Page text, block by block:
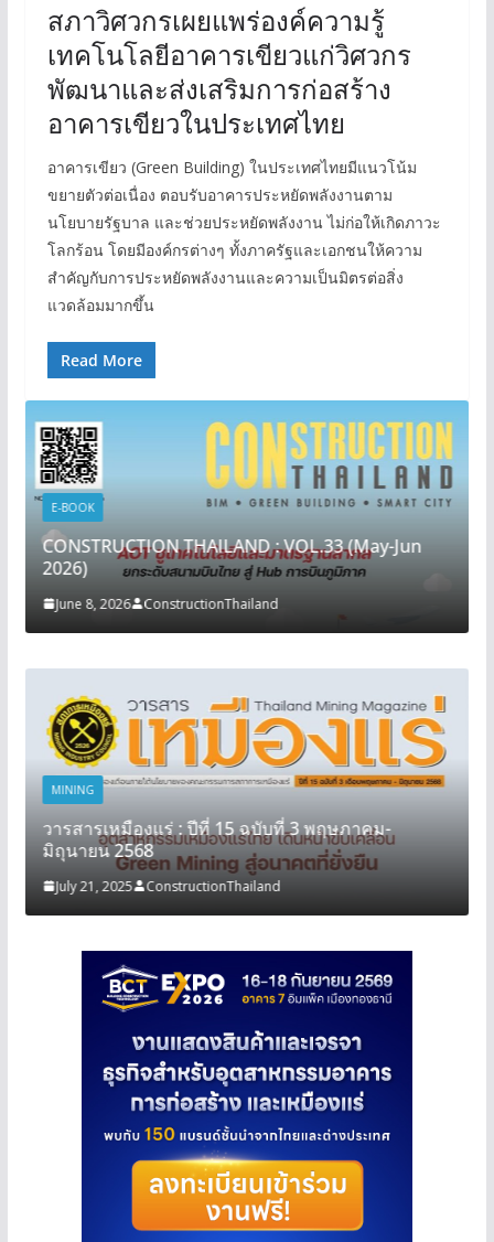
สภาวิศวกรเผยแพร่องค์ความรู้
เทคโนโลยีอาคารเขียวแก่วิศวกร
พัฒนาและส่งเสริมการก่อสร้าง
อาคารเขียวในประเทศไทย
อาคารเขียว (Green Building) ในประเทศไทยมีแนวโน้ม
ขยายตัวต่อเนื่อง ตอบรับอาคารประหยัดพลังงานตาม
นโยบายรัฐบาล และช่วยประหยัดพลังงาน ไม่ก่อให้เกิดภาวะ
โลกร้อน โดยมีองค์กรต่างๆ ทั้งภาครัฐและเอกชนให้ความ
สำคัญกับการประหยัดพลังงานและความเป็นมิตรต่อสิ่ง
แวดล้อมมากขึ้น
Read More
E-BOOK
CONSTRUCTION THAILAND : VOL.33 (May-Jun
2026)
June 8, 2026 ConstructionThailand
MINING
วารสารเหมืองแร่ : ปีที่ 15 ฉบับที่ 3 พฤษภาคม-
มิถุนายน 2568
July 21, 2025 ConstructionThailand